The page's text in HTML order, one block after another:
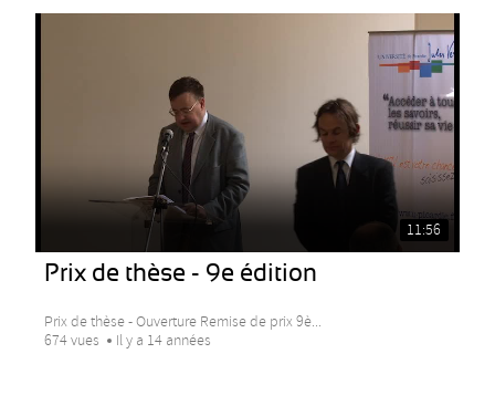
11:56
Prix de thèse - 9e édition
Prix de thèse - Ouverture Remise de prix 9è...
674 vues
Il y a 14 années